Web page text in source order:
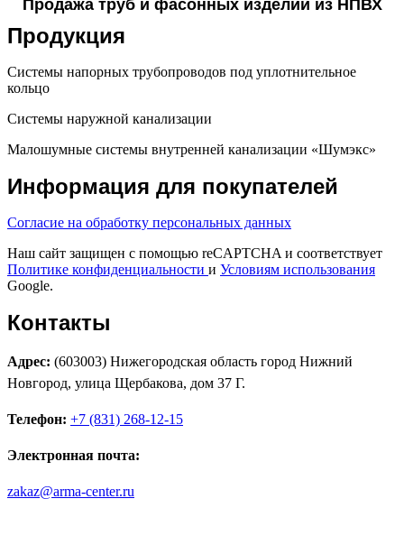
Продажа труб и фасонных изделий из НПВХ
Продукция
Системы напорных трубопроводов под уплотнительное
кольцо
Системы наружной канализации
Малошумные системы внутренней канализации «Шумэкс»
Информация для покупателей
Согласие на обработку персональных данных
Наш сайт защищен с помощью reCAPTCHA и соответствует
Политике конфиденциальности и Условиям использования
Google.
Контакты
Адрес: (603003) Нижегородская область город Нижний
Новгород, улица Щербакова, дом 37 Г.
Телефон: +7 (831) 268-12-15
Электронная почта:
zakaz@arma-center.ru